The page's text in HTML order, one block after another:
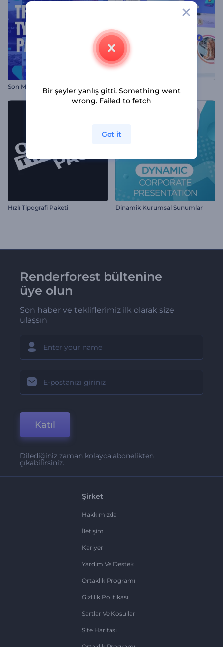
Son Moda Tipografi Paketi Sade Şirket Sunumu
Hızlı Tipografi Paketi Dinamik Kurumsal Sunumlar
Renderforest bültenine
üye olun
Son haber ve tekliflerimiz ilk olarak size
ulaşsın
Katıl
Dilediğiniz zaman kolayca abonelikten
çıkabilirsiniz.
Şirket
Hakkımızda
İletişim
Kariyer
Yardım Ve Destek
Ortaklık Programı
Gizlilik Politikası
Şartlar Ve Koşullar
Site Haritası
Bir şeyler yanlış gitti. Something went
wrong. Failed to fetch
Got it